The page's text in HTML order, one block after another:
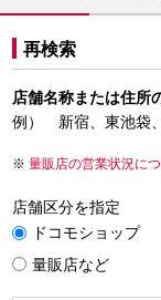
再検索
店舗名称または住所
例） 新宿、東池袋
量販店の営業状況に
店舗区分を指定
ドコモショップ
量販店など